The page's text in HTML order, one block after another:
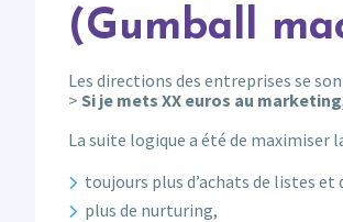
(Gumball
Les directions des entreprises se
> Si je mets XX euros au
La suite logique a été de maximiser
toujours plus d’achats de listes et
plus de nurturing,